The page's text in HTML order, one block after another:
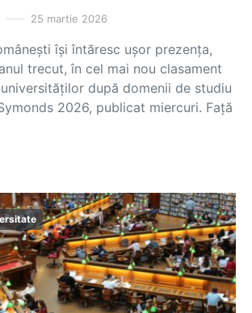
25 martie 2026
își întăresc ușor prezența,
trecut, în cel mai nou clasament
după domenii de studiu
2026, publicat miercuri. Față